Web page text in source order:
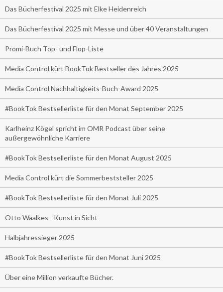
Das Bücherfestival 2025 mit Elke Heidenreich
Das Bücherfestival 2025 mit Messe und über 40 Veranstaltungen
Promi-Buch Top- und Flop-Liste
Media Control kürt BookTok Bestseller des Jahres 2025
Media Control Nachhaltigkeits-Buch-Award 2025
#BookTok Bestsellerliste für den Monat September 2025
Karlheinz Kögel spricht im OMR Podcast über seine
außergewöhnliche Karriere
#BookTok Bestsellerliste für den Monat August 2025
Media Control kürt die Sommerbeststeller 2025
#BookTok Bestsellerliste für den Monat Juli 2025
Otto Waalkes - Kunst in Sicht
Halbjahressieger 2025
#BookTok Bestsellerliste für den Monat Juni 2025
Über eine Million verkaufte Bücher.